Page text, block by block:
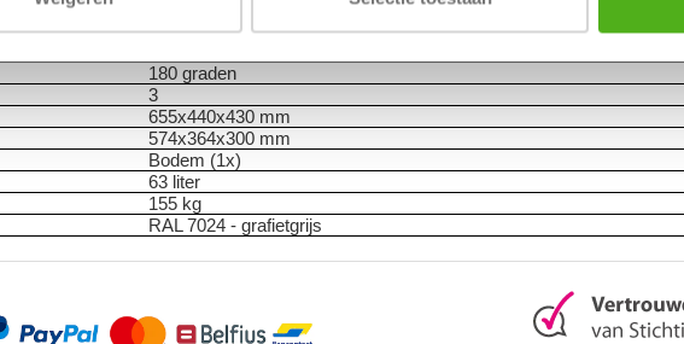
Papier
180 graden
3
655x440x430 mm
574x364x300 mm
Bodem (1x)
63 liter
155 kg
RAL 7024 - grafietgrijs